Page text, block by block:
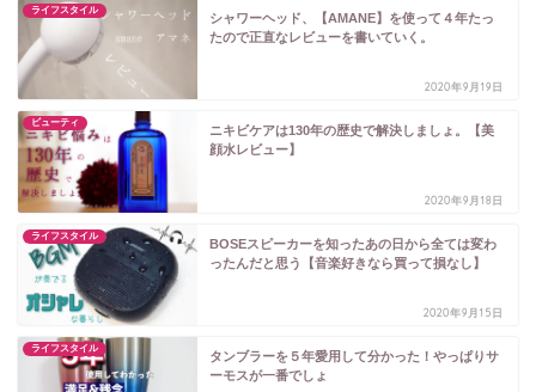
ライフスタイル
シャワーヘッド、【AMANE】を使って４年たっ
たので正直なレビューを書いていく。
2020年9月19日
ビューティ
ニキビケアは130年の歴史で解決しましょ。【美
顔水レビュー】
2020年9月18日
ライフスタイル
BOSEスピーカーを知ったあの日から全ては変わ
ったんだと思う【音楽好きなら買って損なし】
2020年9月15日
ライフスタイル
タンブラーを５年愛用して分かった！やっぱりサ
ーモスが一番でしょ